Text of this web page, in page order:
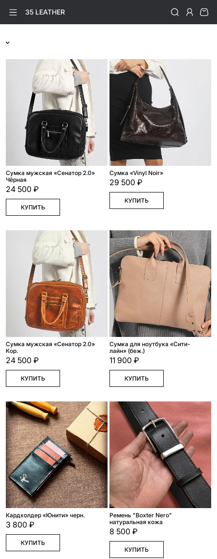
35 LEATHER
Сумка мужская «Сенатор 2.0»
Чёрная
24 500 ₽
КУПИТЬ
Cумка «Vinyl Noir»
29 500 ₽
КУПИТЬ
Сумка мужская «Сенатор 2.0»
Кор.
24 500 ₽
КУПИТЬ
Сумка для ноутбука «Сити-
лайн» (беж.)
11 900 ₽
КУПИТЬ
Кардхолдер «Юнити» черн.
3 800 ₽
КУПИТЬ
Ремень "Boxter Nero"
натуральная кожа
8 500 ₽
КУПИТЬ